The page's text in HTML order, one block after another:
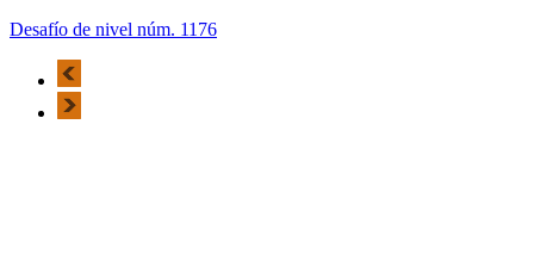
Desafío de nivel núm. 1176